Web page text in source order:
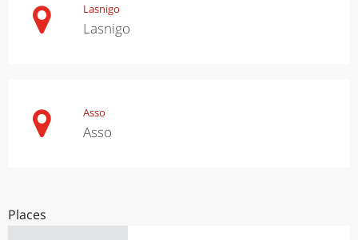
Lasnigo
Lasnigo
Asso
Asso
Places